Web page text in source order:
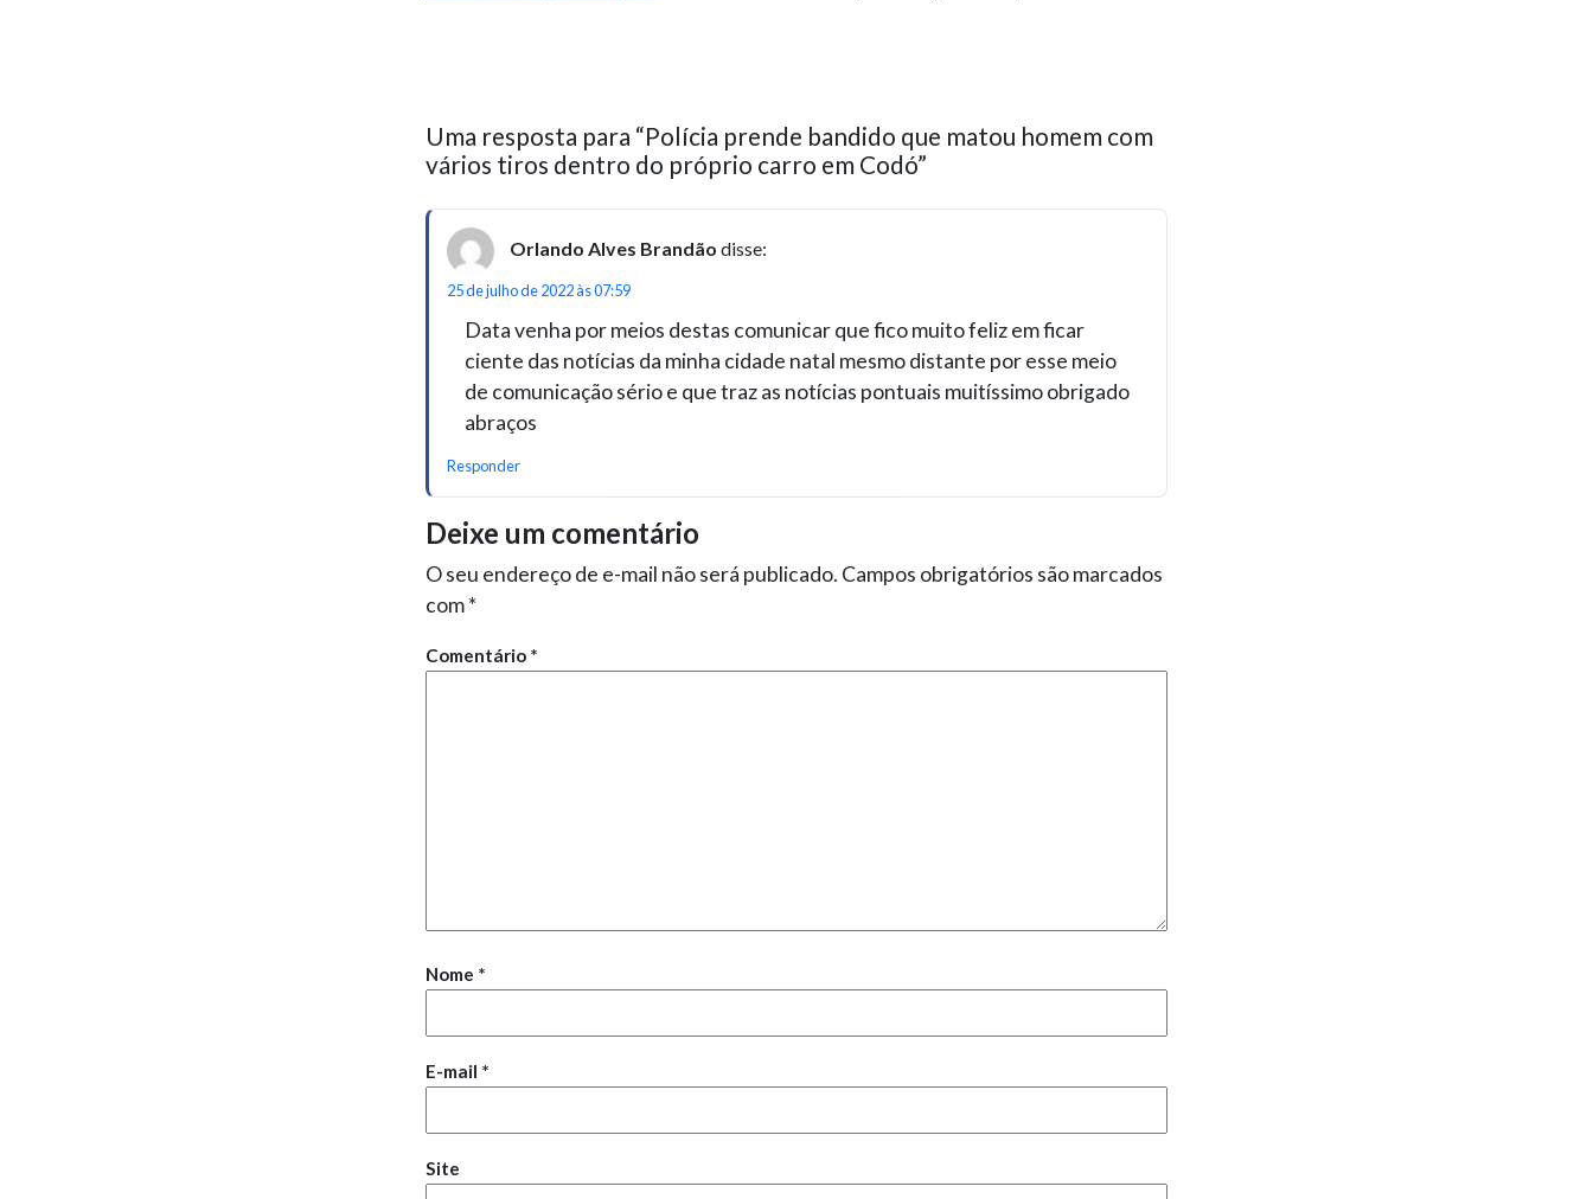
Uma resposta para “Polícia prende bandido que matou homem com
vários tiros dentro do próprio carro em Codó”
Orlando Alves Brandão disse:
25 de julho de 2022 às 07:59
Data venha por meios destas comunicar que fico muito feliz em ficar
ciente das notícias da minha cidade natal mesmo distante por esse meio
de comunicação sério e que traz as notícias pontuais muitíssimo obrigado
abraços
Responder
Deixe um comentário
O seu endereço de e-mail não será publicado. Campos obrigatórios são marcados
com*
Comentário *
Nome *
E-mail *
Site